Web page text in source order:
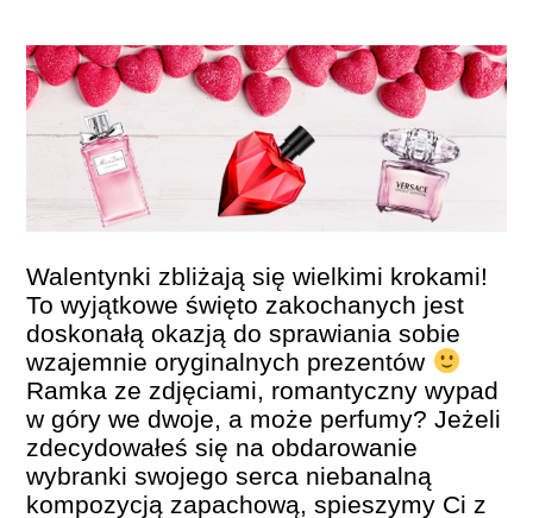
PERFUMY FAQ
A TO CIEKAWE!
SKLEP
Walentynki zbliżają się wielkimi krokami!
To wyjątkowe święto zakochanych jest
doskonałą okazją do sprawiania sobie
wzajemnie oryginalnych prezentów
Ramka ze zdjęciami, romantyczny wypad
w góry we dwoje, a może perfumy? Jeżeli
zdecydowałeś się na obdarowanie
wybranki swojego serca niebanalną
kompozycją zapachową, spieszymy Ci z